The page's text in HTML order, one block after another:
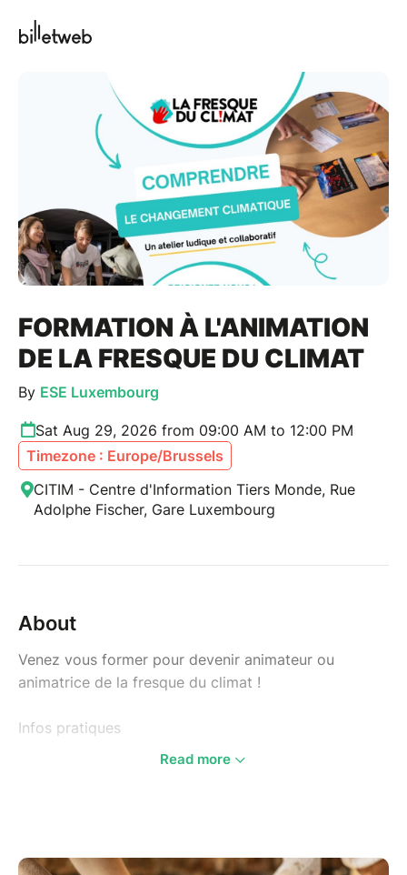
FORMATION À L'ANIMATION
DE LA FRESQUE DU CLIMAT
By ESE Luxembourg
Sat Aug 29, 2026 from 09:00 AM to 12:00 PM
Timezone : Europe/Brussels
CITIM - Centre d'Information Tiers Monde, Rue
Adolphe Fischer, Gare Luxembourg
About
Venez vous former pour devenir animateur ou
animatrice de la fresque du climat !
Infos pratiques
financer l'association)
Read more